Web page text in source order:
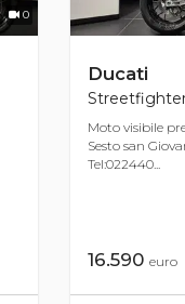
0
Ducati
Streetfighter
Moto visibile
Sesto san
Tel:022440...
16.590euro